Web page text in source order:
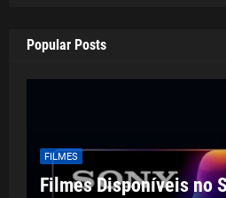
Popular Posts
FILMES
Filmes Disponíveis no